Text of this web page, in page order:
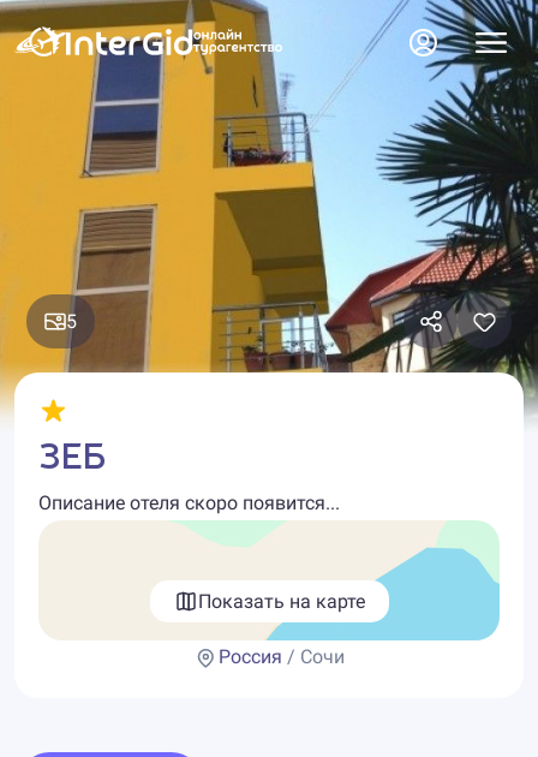
5
ЗЕБ
Описание отеля скоро появится...
Показать на карте
Россия / Сочи